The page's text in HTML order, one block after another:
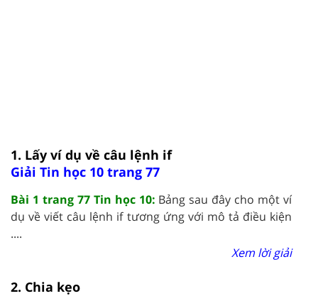
1. Lấy ví dụ về câu lệnh if
Giải Tin học 10 trang 77
Bài 1 trang 77 Tin học 10: Bảng sau đây cho một ví
dụ về viết câu lệnh if tương ứng với mô tả điều kiện
....
Xem lời giải
2. Chia kẹo